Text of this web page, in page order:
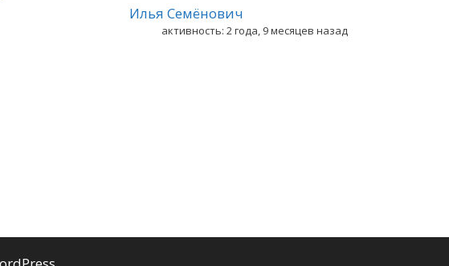
Илья Семёнович
активность: 2 года, 9 месяцев назад